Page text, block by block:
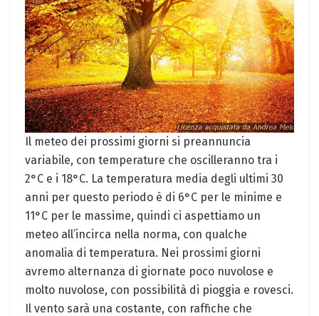
Il meteo dei prossimi giorni si preannuncia
variabile, con temperature che oscilleranno tra i
2°C e i 18°C. La temperatura media degli ultimi 30
anni per questo periodo è di 6°C per le minime e
11°C per le massime, quindi ci aspettiamo un
meteo all’incirca nella norma, con qualche
anomalia di temperatura. Nei prossimi giorni
avremo alternanza di giornate poco nuvolose e
molto nuvolose, con possibilità di pioggia e rovesci.
Il vento sarà una costante, con raffiche che